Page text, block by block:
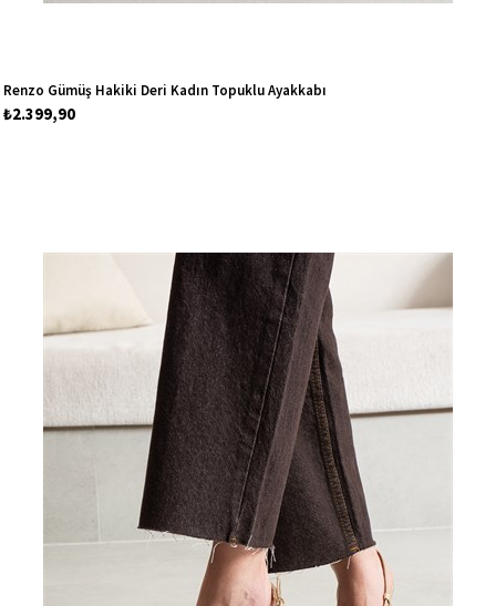
Renzo Gümüş Hakiki Deri Kadın Topuklu Ayakkabı
₺2.399,90